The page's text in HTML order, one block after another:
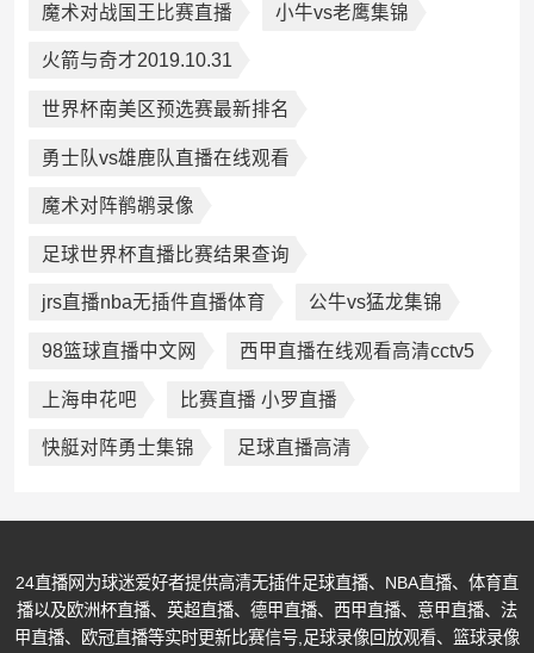
魔术对战国王比赛直播 小牛vs老鹰集锦
火箭与奇才2019.10.31
世界杯南美区预选赛最新排名
勇士队vs雄鹿队直播在线观看
魔术对阵鹡鹕录像
足球世界杯直播比赛结果查询
jrs直播nba无插件直播体育 公牛vs猛龙集锦
98篮球直播中文网 西甲直播在线观看高清cctv5
上海申花吧 比赛直播 小罗直播
快艇对阵勇士集锦 足球直播高清
24直播网为球迷爱好者提供高清无插件足球直播、NBA直播、体育直
播以及欧洲杯直播、英超直播、德甲直播、西甲直播、意甲直播、法
甲直播、欧冠直播等实时更新比赛信号,足球录像回放观看、篮球录像